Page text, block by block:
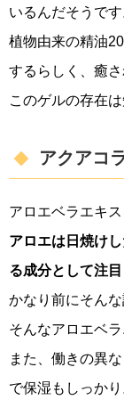
いるんだそうです
植物由来の精油
するらしく、癒さ
このゲルの存在
アクアコ
アロエベラエキ
アロエは日焼け
る成分として注
かなり前にそん
そんなアロエベ
また、働きの異
で保湿もしっかり